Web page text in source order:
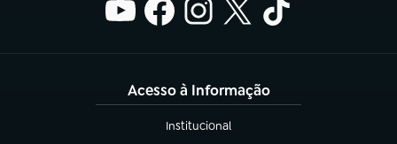
Acesso à Informação
Institucional
(abre em nova aba)